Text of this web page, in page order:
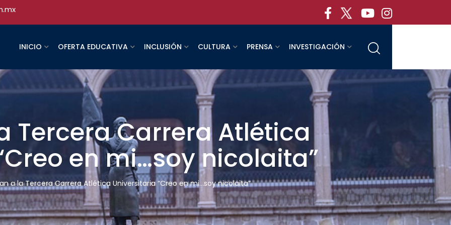
INICIO OFERTA EDUCATIVA INCLUSIÓN CULTURA PRENSA INVESTIGACIÓN
Tercera Carrera Atlética
en mi…soy nicolaita”
a la Tercera Carrera Atlética Universitaria “Creo en mi…soy nicolaita”